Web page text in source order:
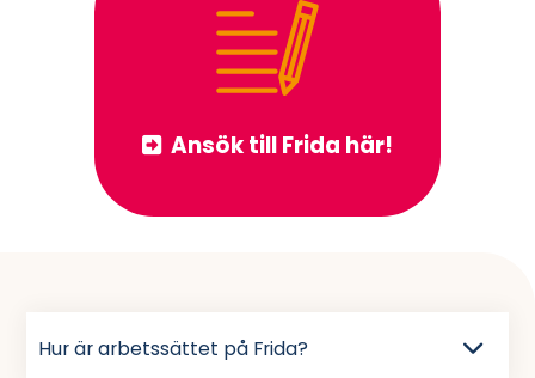
Ansök till Frida här!
Hur är arbetssättet på Frida?